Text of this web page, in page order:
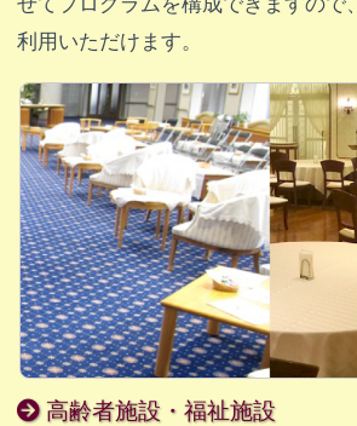
利用いただけます。
高齢者施設・福祉施設